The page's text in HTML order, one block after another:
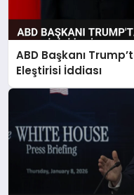
ABD Başkanı
Eleştirisi İddiası